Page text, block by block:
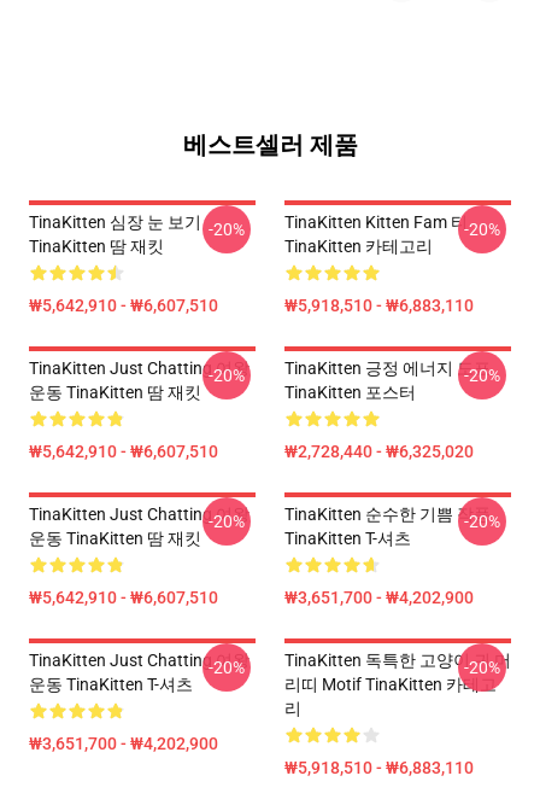
베스트셀러 제품
TinaKitten 심장 눈 보기
TinaKitten 땀 재킷
₩5,642,910 - ₩6,607,510
-20%
TinaKitten Kitten Fam 티
TinaKitten 카테고리
₩5,918,510 - ₩6,883,110
-20%
TinaKitten Just Chatting 여왕
운동 TinaKitten 땀 재킷
₩5,642,910 - ₩6,607,510
-20%
TinaKitten 긍정 에너지 도표
TinaKitten 포스터
₩2,728,440 - ₩6,325,020
-20%
TinaKitten Just Chatting 여왕
운동 TinaKitten 땀 재킷
₩5,642,910 - ₩6,607,510
-20%
TinaKitten 순수한 기쁨 작풍
TinaKitten T-셔츠
₩3,651,700 - ₩4,202,900
-20%
TinaKitten Just Chatting 여왕
운동 TinaKitten T-셔츠
₩3,651,700 - ₩4,202,900
-20%
TinaKitten 독특한 고양이 귀 머
리띠 Motif TinaKitten 카테고
리
₩5,918,510 - ₩6,883,110
-20%